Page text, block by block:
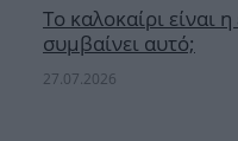
Το καλοκαίρι είναι
συμβαίνει αυτό;
27.07.2026